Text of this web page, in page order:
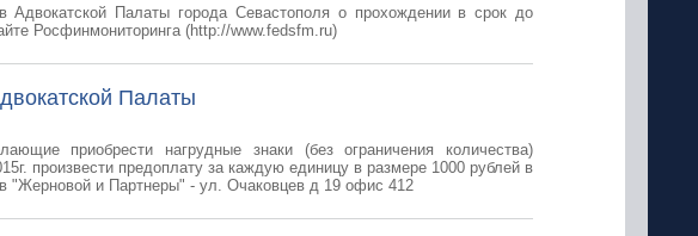
Адвокатской Палаты города Севастополя о прохождении в срок до
Росфинмониторинга (http://www.fedsfm.ru)
Палаты
приобрести нагрудные знаки (без ограничения количества)
произвести предоплату за каждую единицу в размере 1000 рублей в
"Жерновой и Партнеры" - ул. Очаковцев д 19 офис 412